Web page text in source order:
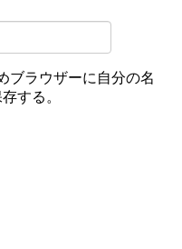
ブラウザーに自分の名
する。